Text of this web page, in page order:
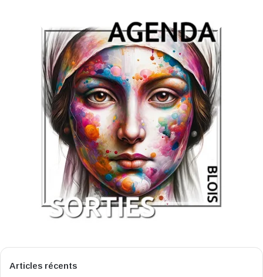
Articles récents